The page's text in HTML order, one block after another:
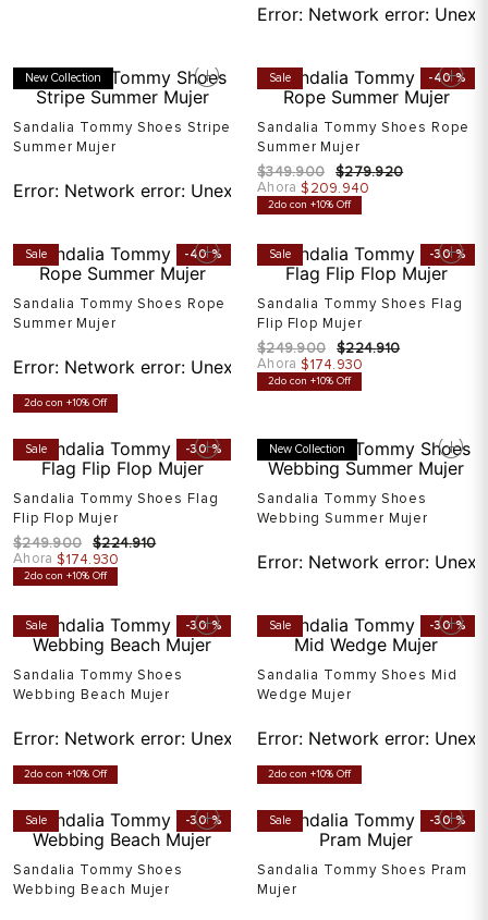
Error: Network error:
New Collection
Sandalia Tommy Shoes Stripe
Summer Mujer
Error: Network error: Unexpected token T in JSON at
Sale -40 %
Sandalia Tommy Shoes Rope
Summer Mujer
$349.900 $279.920
Ahora $209.940
2do con +10% Off
Sale -40 %
Sandalia Tommy Shoes Rope
Summer Mujer
Error: Network error: Unexpected token T in JSON at
2do con +10% Off
Sale -30 %
Sandalia Tommy Shoes Flag
Flip Flop Mujer
$249.900 $224.910
Ahora $174.930
2do con +10% Off
Sale -30 %
Sandalia Tommy Shoes Flag
Flip Flop Mujer
$249.900 $224.910
Ahora $174.930
2do con +10% Off
New Collection
Sandalia Tommy Shoes
Webbing Summer Mujer
Error: Network error:
Sale -30 %
Sandalia Tommy Shoes
Webbing Beach Mujer
Error: Network error: Unexpected token T in JSON at
2do con +10% Off
Sale -30 %
Sandalia Tommy Shoes Mid
Wedge Mujer
Error: Network error:
2do con +10% Off
Sale -30 %
Sandalia Tommy Shoes
Webbing Beach Mujer
Sale -30 %
Sandalia Tommy Shoes Pram
Mujer